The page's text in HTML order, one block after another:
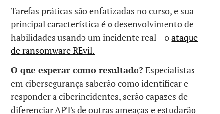
Tarefas práticas são enfatizadas no curso, e sua
principal característica é o desenvolvimento de
habilidades usando um incidente real – oataque
de ransomware REvil.
O que esperar como resultado?Especialistas
em cibersegurança saberão como identificar e
responder a ciberincidentes, serão capazes de
diferenciar APTs de outras ameaças e estudarão